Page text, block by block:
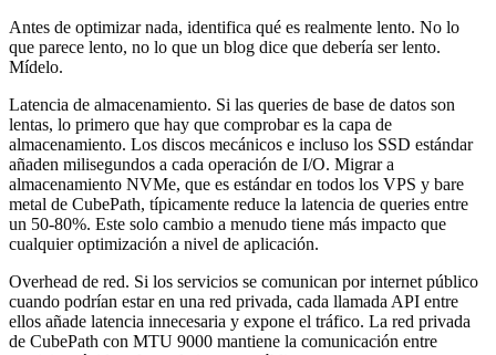
Antes de optimizar nada, identifica qué es realmente lento. No lo
que parece lento, no lo que un blog dice que debería ser lento.
Mídelo.
Latencia de almacenamiento. Si las queries de base de datos son
lentas, lo primero que hay que comprobar es la capa de
almacenamiento. Los discos mecánicos e incluso los SSD estándar
añaden milisegundos a cada operación de I/O. Migrar a
almacenamiento NVMe, que es estándar en todos los VPS y bare
metal de CubePath, típicamente reduce la latencia de queries entre
un 50-80%. Este solo cambio a menudo tiene más impacto que
cualquier optimización a nivel de aplicación.
Overhead de red. Si los servicios se comunican por internet público
cuando podrían estar en una red privada, cada llamada API entre
ellos añade latencia innecesaria y expone el tráfico. La red privada
de CubePath con MTU 9000 mantiene la comunicación entre